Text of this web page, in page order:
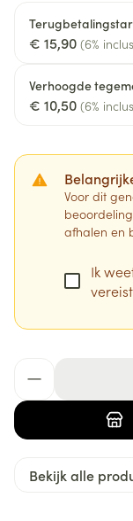
€ 15,90 (6%
Verhoogde
€ 10,50 (6%
Voor dit
afhalen en
Ik
Bekijk alle